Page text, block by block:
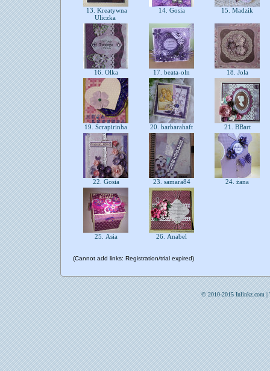
13. Kreatywna
Uliczka
14. Gosia 15. Madzik
16. Olka 17. beata-oln 18. Jola
19. Scrapirinha 20. barbarahaft 21. BBart
22. Gosia 23. samara84 24. żana
25. Asia 26. Anabel
(Cannot add links: Registration/trial expired)
© 2010-2015 Inlinkz.com |